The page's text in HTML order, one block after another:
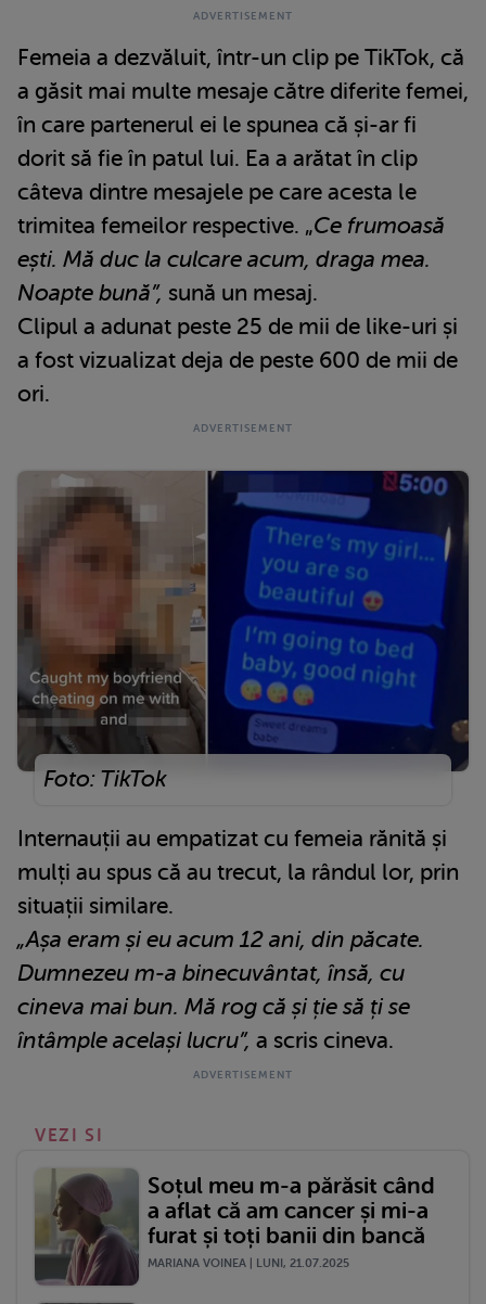
Femeia a dezvăluit, într-un clip pe TikTok, că
a găsit mai multe mesaje către diferite femei,
în care partenerul ei le spunea că și-ar fi
dorit să fie în patul lui. Ea a arătat în clip
câteva dintre mesajele pe care acesta le
trimitea femeilor respective. „Ce frumoasă
ești. Mă duc la culcare acum, draga mea.
Noapte bună”, sună un mesaj.
Clipul a adunat peste 25 de mii de like-uri și
a fost vizualizat deja de peste 600 de mii de
ori.
Foto: TikTok
Internauții au empatizat cu femeia rănită și
mulți au spus că au trecut, la rândul lor, prin
situații similare.
„Așa eram și eu acum 12 ani, din păcate.
Dumnezeu m-a binecuvântat, însă, cu
cineva mai bun. Mă rog că și ție să ți se
întâmple același lucru”, a scris cineva.
VEZI SI
Soțul meu m-a părăsit când
a aflat că am cancer și mi-a
furat și toți banii din bancă
MARIANA VOINEA | LUNI, 21.07.2025